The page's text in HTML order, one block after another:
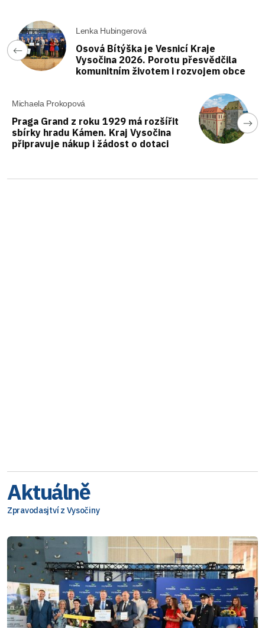
Lenka Hubingerová
Osová Bítýška je Vesnicí Kraje
Vysočina 2026. Porotu přesvědčila
komunitním životem i rozvojem obce
Michaela Prokopová
Praga Grand z roku 1929 má rozšířit
sbírky hradu Kámen. Kraj Vysočina
připravuje nákup i žádost o dotaci
Aktuálně
Zpravodasjtví z Vysočiny